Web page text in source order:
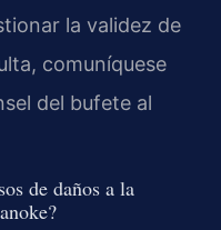
la validez de
comuníquese
del bufete al
de daños a la